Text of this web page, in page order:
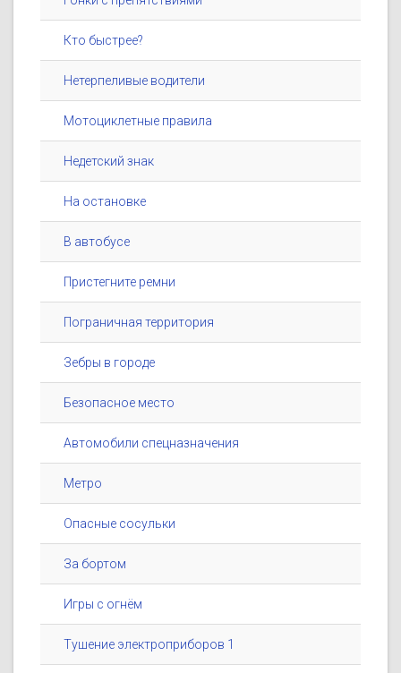
Кто быстрее?
Нетерпеливые водители
Мотоциклетные правила
Недетский знак
На остановке
В автобусе
Пристегните ремни
Пограничная территория
Зебры в городе
Безопасное место
Автомобили спецназначения
Метро
Опасные сосульки
За бортом
Игры с огнём
Тушение электроприборов 1